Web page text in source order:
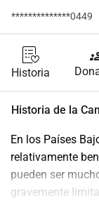
**************0449
Historia
Historia de la
En los Países
relativamente
pueden ser
gravemente